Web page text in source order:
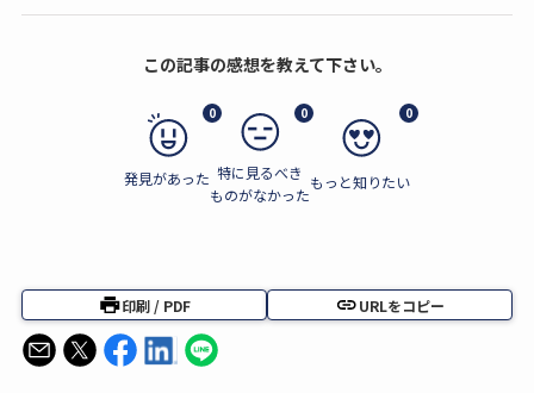
この記事の感想を教えて下さい。
0
発見があった
0
特に見るべき
ものがなかった
0
もっと知りたい
印刷 / PDF URLをコピー